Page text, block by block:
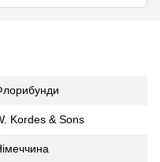
Kordes & Sons